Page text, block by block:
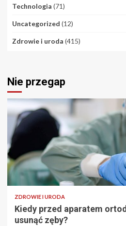
Technologia (71)
Uncategorized (12)
Zdrowie i uroda (415)
Nie przegap
ZDROWIE I URODA
Kiedy przed aparatem
usunąć zęby?